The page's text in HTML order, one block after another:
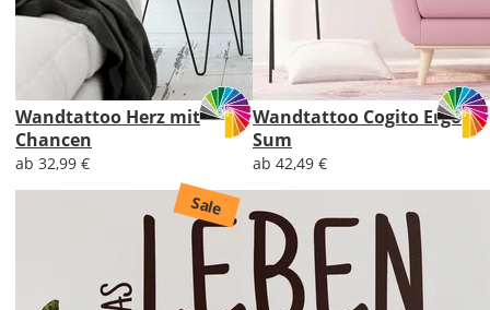
Wandtattoo Herz mit
Chancen
ab 32,99 €
Wandtattoo Cogito Ergo
Sum
ab 42,49 €
Sale